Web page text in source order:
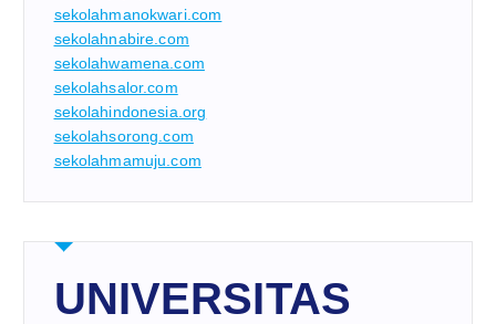
sekolahmanokwari.com
sekolahnabire.com
sekolahwamena.com
sekolahsalor.com
sekolahindonesia.org
sekolahsorong.com
sekolahmamuju.com
UNIVERSITAS